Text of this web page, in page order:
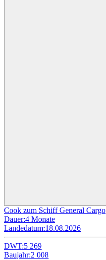
Cook zum Schiff General Cargo
Dauer:4 Monate
Landedatum:18.08.2026
DWT:5 269
Baujahr:2 008